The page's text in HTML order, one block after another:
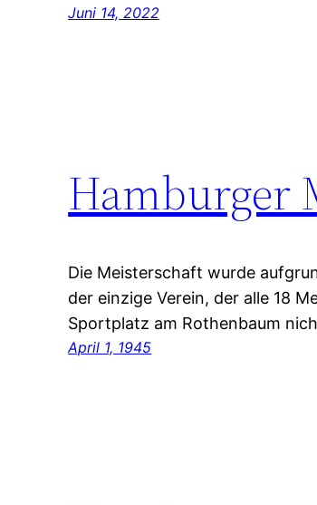
Juni 14, 2022
Hamburger
Die Meisterschaft wurde
der einzige Verein, der alle 18
Sportplatz am Rothenbaum
April 1, 1945